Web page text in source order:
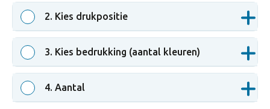
2. Kies drukpositie
3. Kies bedrukking (aantal kleuren)
4. Aantal